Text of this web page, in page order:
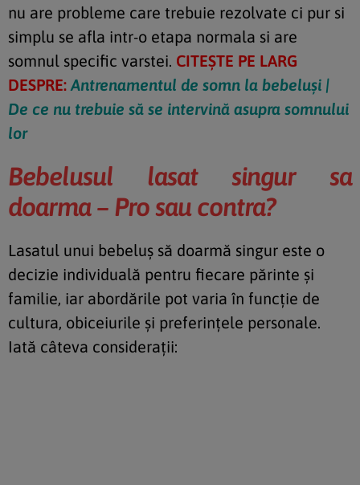
nu are probleme care trebuie rezolvate ci pur si
simplu se afla intr-o etapa normala si are
somnul specific varstei. CITEȘTE PE LARG
DESPRE: Antrenamentul de somn la bebeluși |
De ce nu trebuie să se intervină asupra somnului
lor
Bebelusul lasat singur sa
doarma – Pro sau contra?
Lasatul unui bebeluș să doarmă singur este o
decizie individuală pentru fiecare părinte și
familie, iar abordările pot varia în funcție de
cultura, obiceiurile și preferințele personale.
Iată câteva considerații: